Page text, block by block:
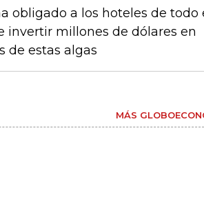
obligado a los hoteles de todo
invertir millones de dólares en
de estas algas
MÁS